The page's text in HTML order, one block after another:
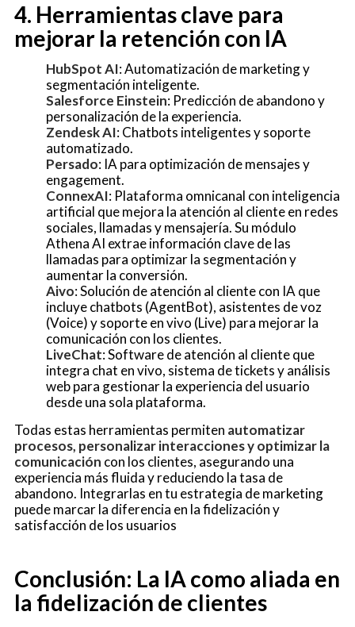
4. Herramientas clave para
mejorar la retención con IA
HubSpot AI: Automatización de marketing y
segmentación inteligente.
Salesforce Einstein: Predicción de abandono y
personalización de la experiencia.
Zendesk AI: Chatbots inteligentes y soporte
automatizado.
Persado: IA para optimización de mensajes y
engagement.
ConnexAI: Plataforma omnicanal con inteligencia
artificial que mejora la atención al cliente en redes
sociales, llamadas y mensajería. Su módulo
Athena AI extrae información clave de las
llamadas para optimizar la segmentación y
aumentar la conversión.
Aivo: Solución de atención al cliente con IA que
incluye chatbots (AgentBot), asistentes de voz
(Voice) y soporte en vivo (Live) para mejorar la
comunicación con los clientes.
LiveChat: Software de atención al cliente que
integra chat en vivo, sistema de tickets y análisis
web para gestionar la experiencia del usuario
desde una sola plataforma.
Todas estas herramientas permiten automatizar
procesos, personalizar interacciones y optimizar la
comunicación con los clientes, asegurando una
experiencia más fluida y reduciendo la tasa de
abandono. Integrarlas en tu estrategia de marketing
puede marcar la diferencia en la fidelización y
satisfacción de los usuarios
Conclusión: La IA como aliada en
la fidelización de clientes